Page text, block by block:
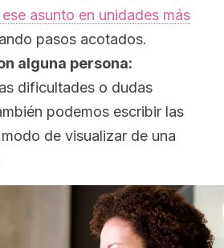
asunto en unidades más
pasos acotados.
alguna persona:
dificultades o dudas
podemos escribir las
de visualizar de una